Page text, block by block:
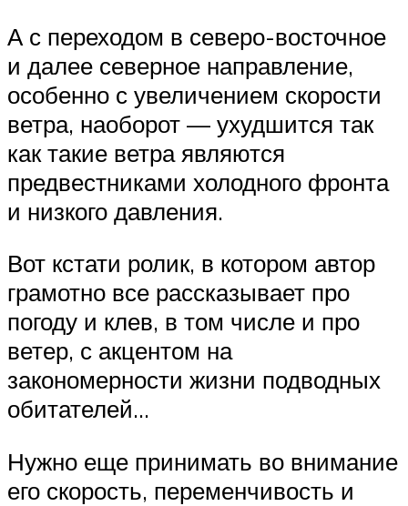
А с переходом в северо-восточное
и далее северное направление,
особенно с увеличением скорости
ветра, наоборот — ухудшится так
как такие ветра являются
предвестниками холодного фронта
и низкого давления.
Вот кстати ролик, в котором автор
грамотно все рассказывает про
погоду и клев, в том числе и про
ветер, с акцентом на
закономерности жизни подводных
обитателей…
Нужно еще принимать во внимание
его скорость, переменчивость и